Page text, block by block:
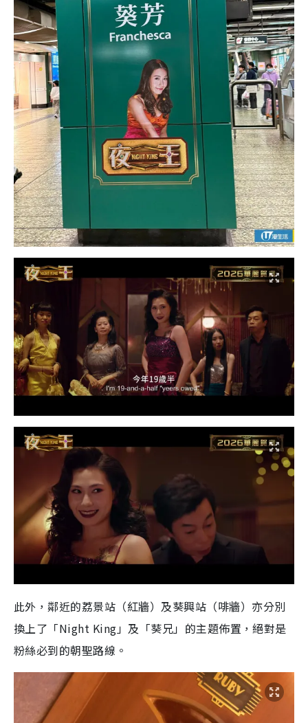
此外，鄰近的荔景站（紅牆）及葵興站（啡牆）亦分別
換上了「Night King」及「葵兄」的主題佈置，絕對是
粉絲必到的朝聖路線。